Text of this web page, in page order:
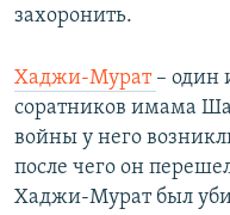
захоронить.
Хаджи-Мурат – один
соратников имама
войны у него
после чего он
Хаджи-Мурат был